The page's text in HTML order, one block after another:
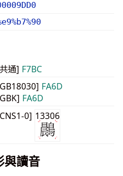
通] F7BC
FA6D
FA6D
0] 13306
與讀音